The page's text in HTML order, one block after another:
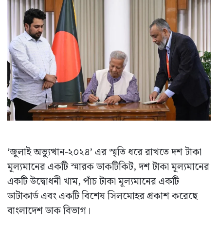
‘জুলাই অভ্যুত্থান-২০২৪’ এর স্মৃতি ধরে রাখতে দশ টাকা
মূল্যমানের একটি স্মারক ডাকটিকিট, দশ টাকা মূল্যমানের
একটি উদ্বোধনী খাম, পাঁচ টাকা মূল্যমানের একটি
ডাটাকার্ড এবং একটি বিশেষ সিলমোহর প্রকাশ করেছে
বাংলাদেশ ডাক বিভাগ।